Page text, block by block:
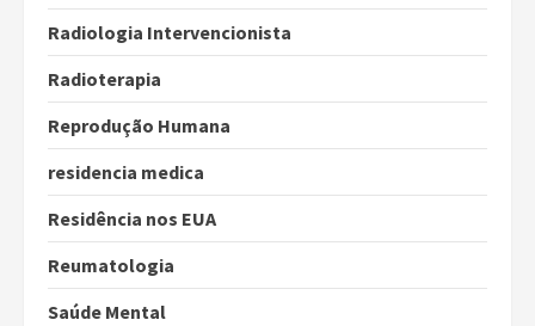
Radiologia Intervencionista
Radioterapia
Reprodução Humana
residencia medica
Residência nos EUA
Reumatologia
Saúde Mental